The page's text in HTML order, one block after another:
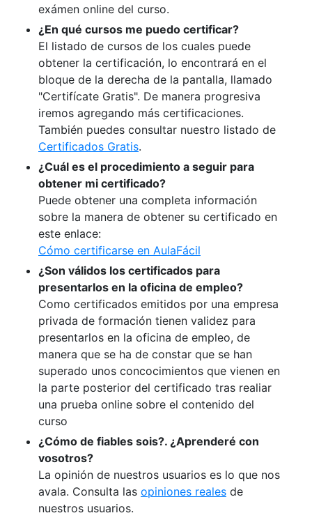
exámen online del curso.
¿En qué cursos me puedo certificar?
El listado de cursos de los cuales puede
obtener la certificación, lo encontrará en el
bloque de la derecha de la pantalla, llamado
"Certifícate Gratis". De manera progresiva
iremos agregando más certificaciones.
También puedes consultar nuestro listado de
Certificados Gratis.
¿Cuál es el procedimiento a seguir para
obtener mi certificado?
Puede obtener una completa información
sobre la manera de obtener su certificado en
este enlace:
Cómo certificarse en AulaFácil
¿Son válidos los certificados para
presentarlos en la oficina de empleo?
Como certificados emitidos por una empresa
privada de formación tienen validez para
presentarlos en la oficina de empleo, de
manera que se ha de constar que se han
superado unos concocimientos que vienen en
la parte posterior del certificado tras realiar
una prueba online sobre el contenido del
curso
¿Cómo de fiables sois?. ¿Aprenderé con
vosotros?
La opinión de nuestros usuarios es lo que nos
avala. Consulta las opiniones reales de
nuestros usuarios.